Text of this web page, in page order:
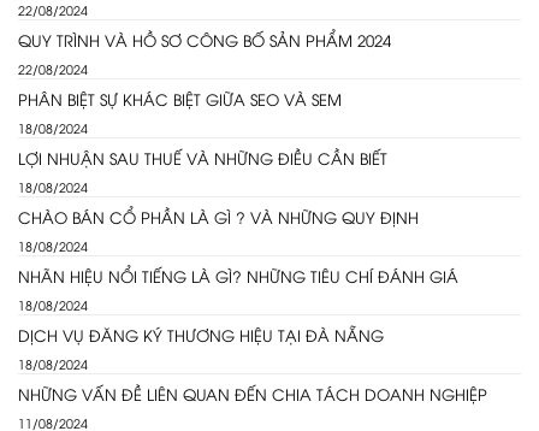
22/08/2024
QUY TRÌNH VÀ HỒ SƠ CÔNG BỐ SẢN PHẨM 2024
22/08/2024
PHÂN BIỆT SỰ KHÁC BIỆT GIỮA SEO VÀ SEM
18/08/2024
LỢI NHUẬN SAU THUẾ VÀ NHỮNG ĐIỀU CẦN BIẾT
18/08/2024
CHÀO BÁN CỔ PHẦN LÀ GÌ ? VÀ NHỮNG QUY ĐỊNH
18/08/2024
NHÃN HIỆU NỔI TIẾNG LÀ GÌ? NHỮNG TIÊU CHÍ ĐÁNH GIÁ
18/08/2024
DỊCH VỤ ĐĂNG KÝ THƯƠNG HIỆU TẠI ĐÀ NẴNG
18/08/2024
NHỮNG VẤN ĐỀ LIÊN QUAN ĐẾN CHIA TÁCH DOANH NGHIỆP
11/08/2024